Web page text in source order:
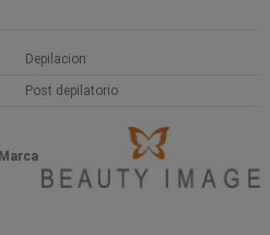
Depilacion
Post depilatorio
Marca